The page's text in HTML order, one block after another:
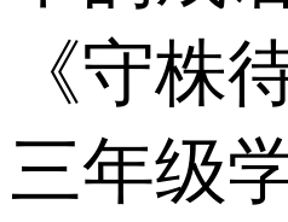
《守株
三年级